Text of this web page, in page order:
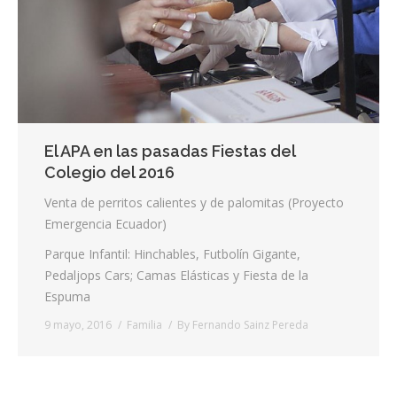
Contacta
Info cookies
El APA en las pasadas Fiestas del
Colegio del 2016
Venta de perritos calientes y de palomitas (Proyecto
Emergencia Ecuador)
Parque Infantil: Hinchables, Futbolín Gigante,
Pedaljops Cars; Camas Elásticas y Fiesta de la
Espuma
9 mayo, 2016 Familia By Fernando Sainz Pereda